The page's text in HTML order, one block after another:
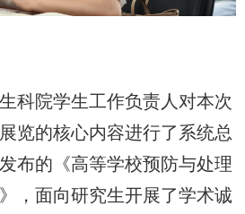
科院学生工作负责人对本次
览的核心内容进行了系统总
布的《高等学校预防与处理
，面向研究生开展了学术诚